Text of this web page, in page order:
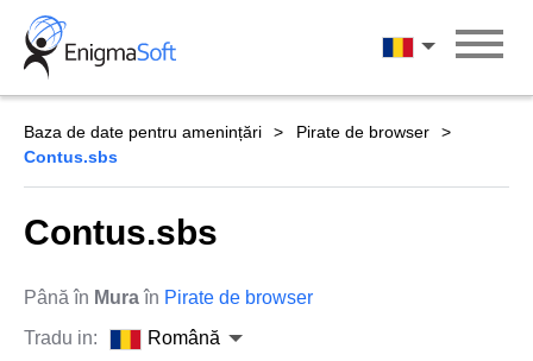
Skip
content
Română
Baza de date pentru amenințări
Pirate de browser
Contus.sbs
Contus.sbs
Până în Muraîn Pirate de browser
Tradu in:
Română